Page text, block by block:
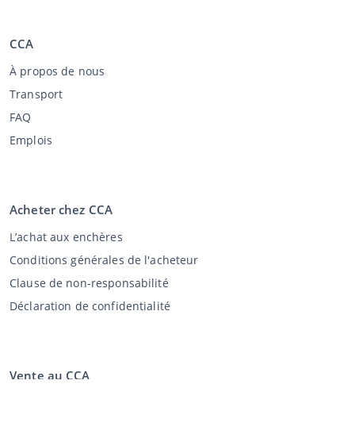
CCA
À propos de nous
Transport
FAQ
Emplois
Acheter chez CCA
L’achat aux enchères
Conditions générales de l'acheteur
Clause de non-responsabilité
Déclaration de confidentialité
Vente au CCA